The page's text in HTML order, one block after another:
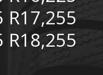
R17,255
R18,255